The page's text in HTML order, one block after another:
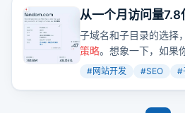
从一个月访问量7.8
名和子目录该如何
子域名和子目录的选择
策略。想象一下，如果
一样月访问量高达7.8
#网站开发 #SEO #